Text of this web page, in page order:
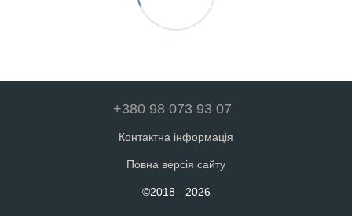
+380 98 073 93 07
Контактна інформація
Повна версія сайту
©2018 - 2026